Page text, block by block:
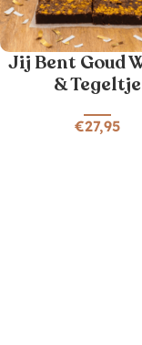
Jij Bent Goud
& Tegeltje
€27,95